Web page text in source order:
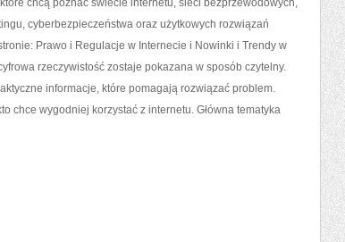
chcą poznać świecie internetu, sieci bezprzewodowych,
cyberbezpieczeństwa oraz użytkowych rozwiązań
Prawo i Regulacje w Internecie i Nowinki i Trendy w
rzeczywistość zostaje pokazana w sposób czytelny.
informacje, które pomagają rozwiązać problem.
chce wygodniej korzystać z internetu. Główna tematyka